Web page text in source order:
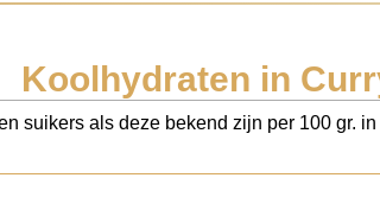
Koolhydraten in
suikers als deze bekend zijn per 100 gr.